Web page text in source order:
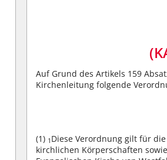
Auf Grund des Artikels 159
Kirchenleitung folgende
(1) 1 Diese Verordnung gilt für
kirchlichen Körperschaften